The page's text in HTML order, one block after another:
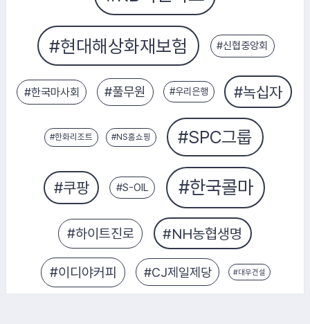
#대상
#교보생명
#우리은행